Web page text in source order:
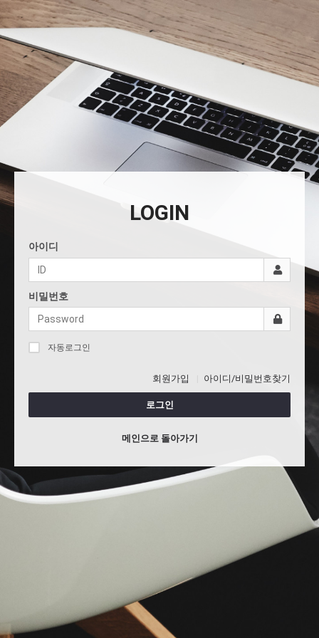
LOGIN
아이디
비밀번호
자동로그인
회원가입 아이디/비밀번호찾기
로그인
메인으로 돌아가기